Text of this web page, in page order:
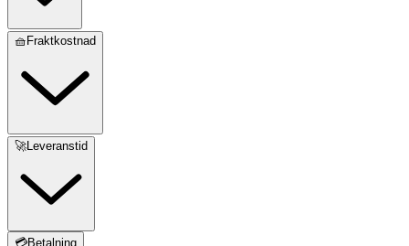
🧺Fraktkostnad
🚀Leveranstid
💳Betalning